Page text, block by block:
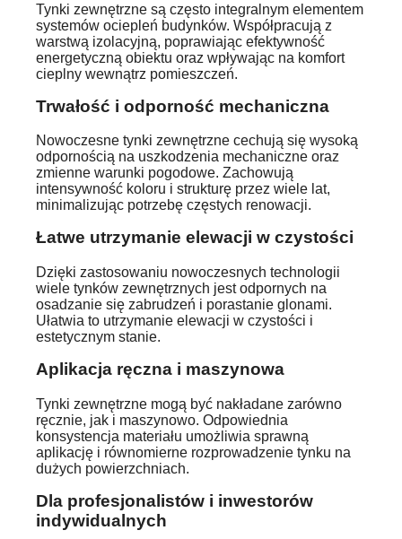
Tynki zewnętrzne są często integralnym elementem
systemów ociepleń budynków. Współpracują z
warstwą izolacyjną, poprawiając efektywność
energetyczną obiektu oraz wpływając na komfort
cieplny wewnątrz pomieszczeń.
Trwałość i odporność mechaniczna
Nowoczesne tynki zewnętrzne cechują się wysoką
odpornością na uszkodzenia mechaniczne oraz
zmienne warunki pogodowe. Zachowują
intensywność koloru i strukturę przez wiele lat,
minimalizując potrzebę częstych renowacji.
Łatwe utrzymanie elewacji w czystości
Dzięki zastosowaniu nowoczesnych technologii
wiele tynków zewnętrznych jest odpornych na
osadzanie się zabrudzeń i porastanie glonami.
Ułatwia to utrzymanie elewacji w czystości i
estetycznym stanie.
Aplikacja ręczna i maszynowa
Tynki zewnętrzne mogą być nakładane zarówno
ręcznie, jak i maszynowo. Odpowiednia
konsystencja materiału umożliwia sprawną
aplikację i równomierne rozprowadzenie tynku na
dużych powierzchniach.
Dla profesjonalistów i inwestorów
indywidualnych